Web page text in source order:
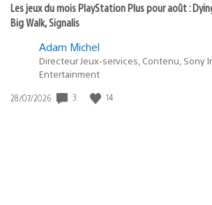
Les jeux du mois PlayStation Plus pour août :
Big Walk, Signalis
Adam Michel
Directeur Jeux-services, Contenu, Sony
Entertainment
Date
28/07/2026 3 14